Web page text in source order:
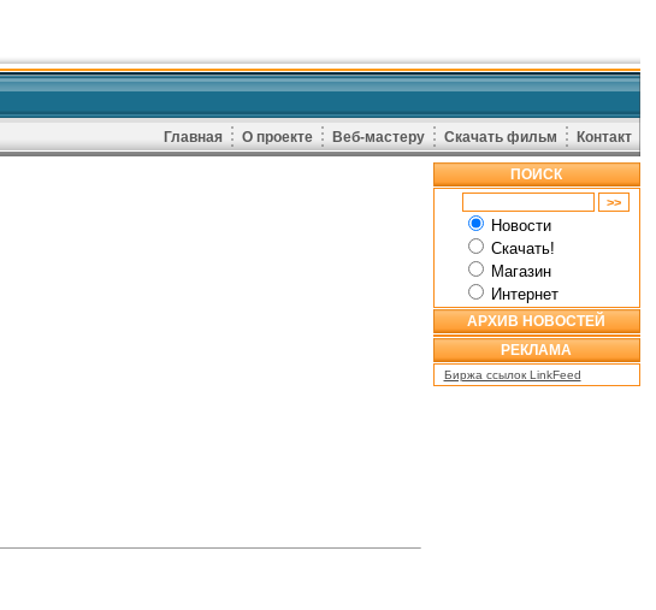
Главная О проекте Веб-мастеру Скачать фильм Контакт
ПОИСК
Новости
Скачать!
Магазин
Интернет
АРХИВ НОВОСТЕЙ
РЕКЛАМА
Биржа ссылок LinkFeed